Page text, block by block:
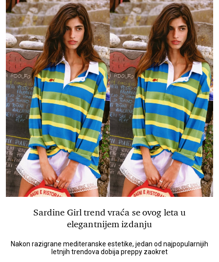
Sardine Girl trend vraća se ovog leta u
elegantnijem izdanju
Nakon razigrane mediteranske estetike, jedan od najpopularnijih
letnjih trendova dobija preppy zaokret